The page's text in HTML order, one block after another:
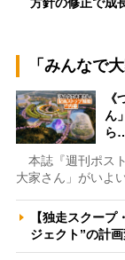
「みんなで
ん
ら
本誌『週刊ポス
大家さん」がいよ
【独走スクー
ジェクト”の計